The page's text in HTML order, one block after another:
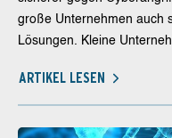
große Unternehmen auch
Lösungen. Kleine
ARTIKEL LESEN